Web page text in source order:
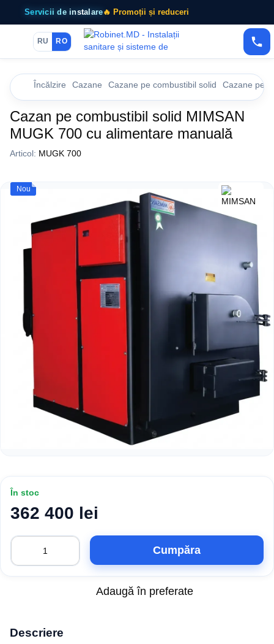
Servicii de instalare🔥 Promoții și reduceri
RU RO
Încălzire Cazane Cazane pe combustibil solid Cazane pe
Cazan pe combustibil solid MIMSAN
MUGK 700 cu alimentare manuală
Articol: MUGK 700
Nou
În stoc
362 400 lei
Cumpăra
Adaugă în preferate
Descriere